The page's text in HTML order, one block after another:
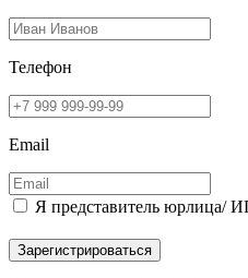
Телефон
Email
Я представитель юрлица/
Зарегистрироваться